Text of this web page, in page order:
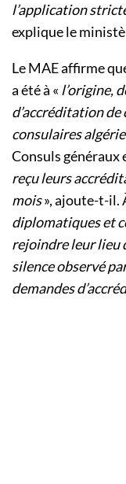
l’application
explique le
Le MAE affirme
a été à « l’origine,
d’accréditation de
consulaires
Consuls généraux
reçu leurs
mois», ajoute-t-il.
diplomatiques et
rejoindre leur lieu
silence observé
demandes